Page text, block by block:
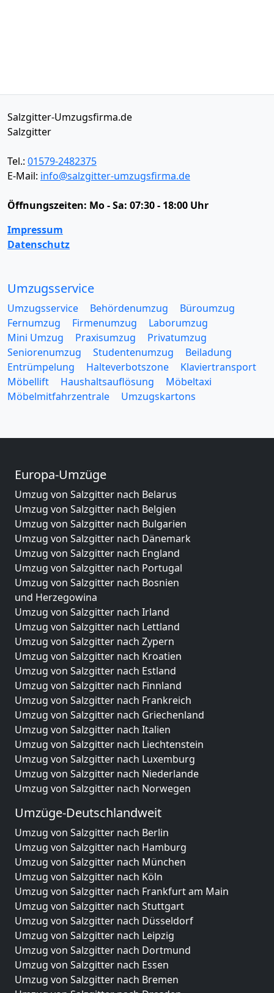
Salzgitter-Umzugsfirma.de
Salzgitter
Tel.: 01579-2482375
E-Mail: info@salzgitter-umzugsfirma.de
Öffnungszeiten: Mo - Sa: 07:30 - 18:00 Uhr
Impressum
Datenschutz
Umzugsservice
Umzugsservice Behördenumzug
Büroumzug
Fernumzug
Firmenumzug
Laborumzug
Mini Umzug
Praxisumzug
Privatumzug
Seniorenumzug
Studentenumzug
Beiladung
Entrümpelung
Halteverbotszone
Klaviertransport
Möbellift
Haushaltsauflösung
Möbeltaxi
Möbelmitfahrzentrale
Umzugskartons
Europa-Umzüge
Umzug von Salzgitter nach Belarus
Umzug von Salzgitter nach Belgien
Umzug von Salzgitter nach Bulgarien
Umzug von Salzgitter nach Dänemark
Umzug von Salzgitter nach England
Umzug von Salzgitter nach Portugal
Umzug von Salzgitter nach Bosnien
und Herzegowina
Umzug von Salzgitter nach Irland
Umzug von Salzgitter nach Lettland
Umzug von Salzgitter nach Zypern
Umzug von Salzgitter nach Kroatien
Umzug von Salzgitter nach Estland
Umzug von Salzgitter nach Finnland
Umzug von Salzgitter nach Frankreich
Umzug von Salzgitter nach Griechenland
Umzug von Salzgitter nach Italien
Umzug von Salzgitter nach Liechtenstein
Umzug von Salzgitter nach Luxemburg
Umzug von Salzgitter nach Niederlande
Umzug von Salzgitter nach Norwegen
Umzüge-Deutschlandweit
Umzug von Salzgitter nach Berlin
Umzug von Salzgitter nach Hamburg
Umzug von Salzgitter nach München
Umzug von Salzgitter nach Köln
Umzug von Salzgitter nach Frankfurt am Main
Umzug von Salzgitter nach Stuttgart
Umzug von Salzgitter nach Düsseldorf
Umzug von Salzgitter nach Leipzig
Umzug von Salzgitter nach Dortmund
Umzug von Salzgitter nach Essen
Umzug von Salzgitter nach Bremen